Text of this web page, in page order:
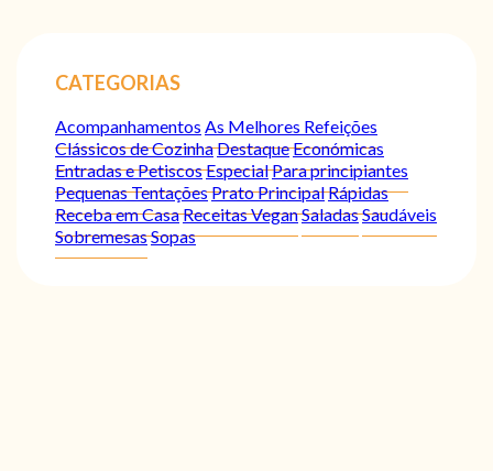
CATEGORIAS
Acompanhamentos As Melhores Refeições
Clássicos de CozinhaDestaqueEconómicas
Entradas e PetiscosEspecialPara principiantes
Pequenas TentaçõesPrato PrincipalRápidas
Receba em CasaReceitas VeganSaladasSaudáveis
SobremesasSopas